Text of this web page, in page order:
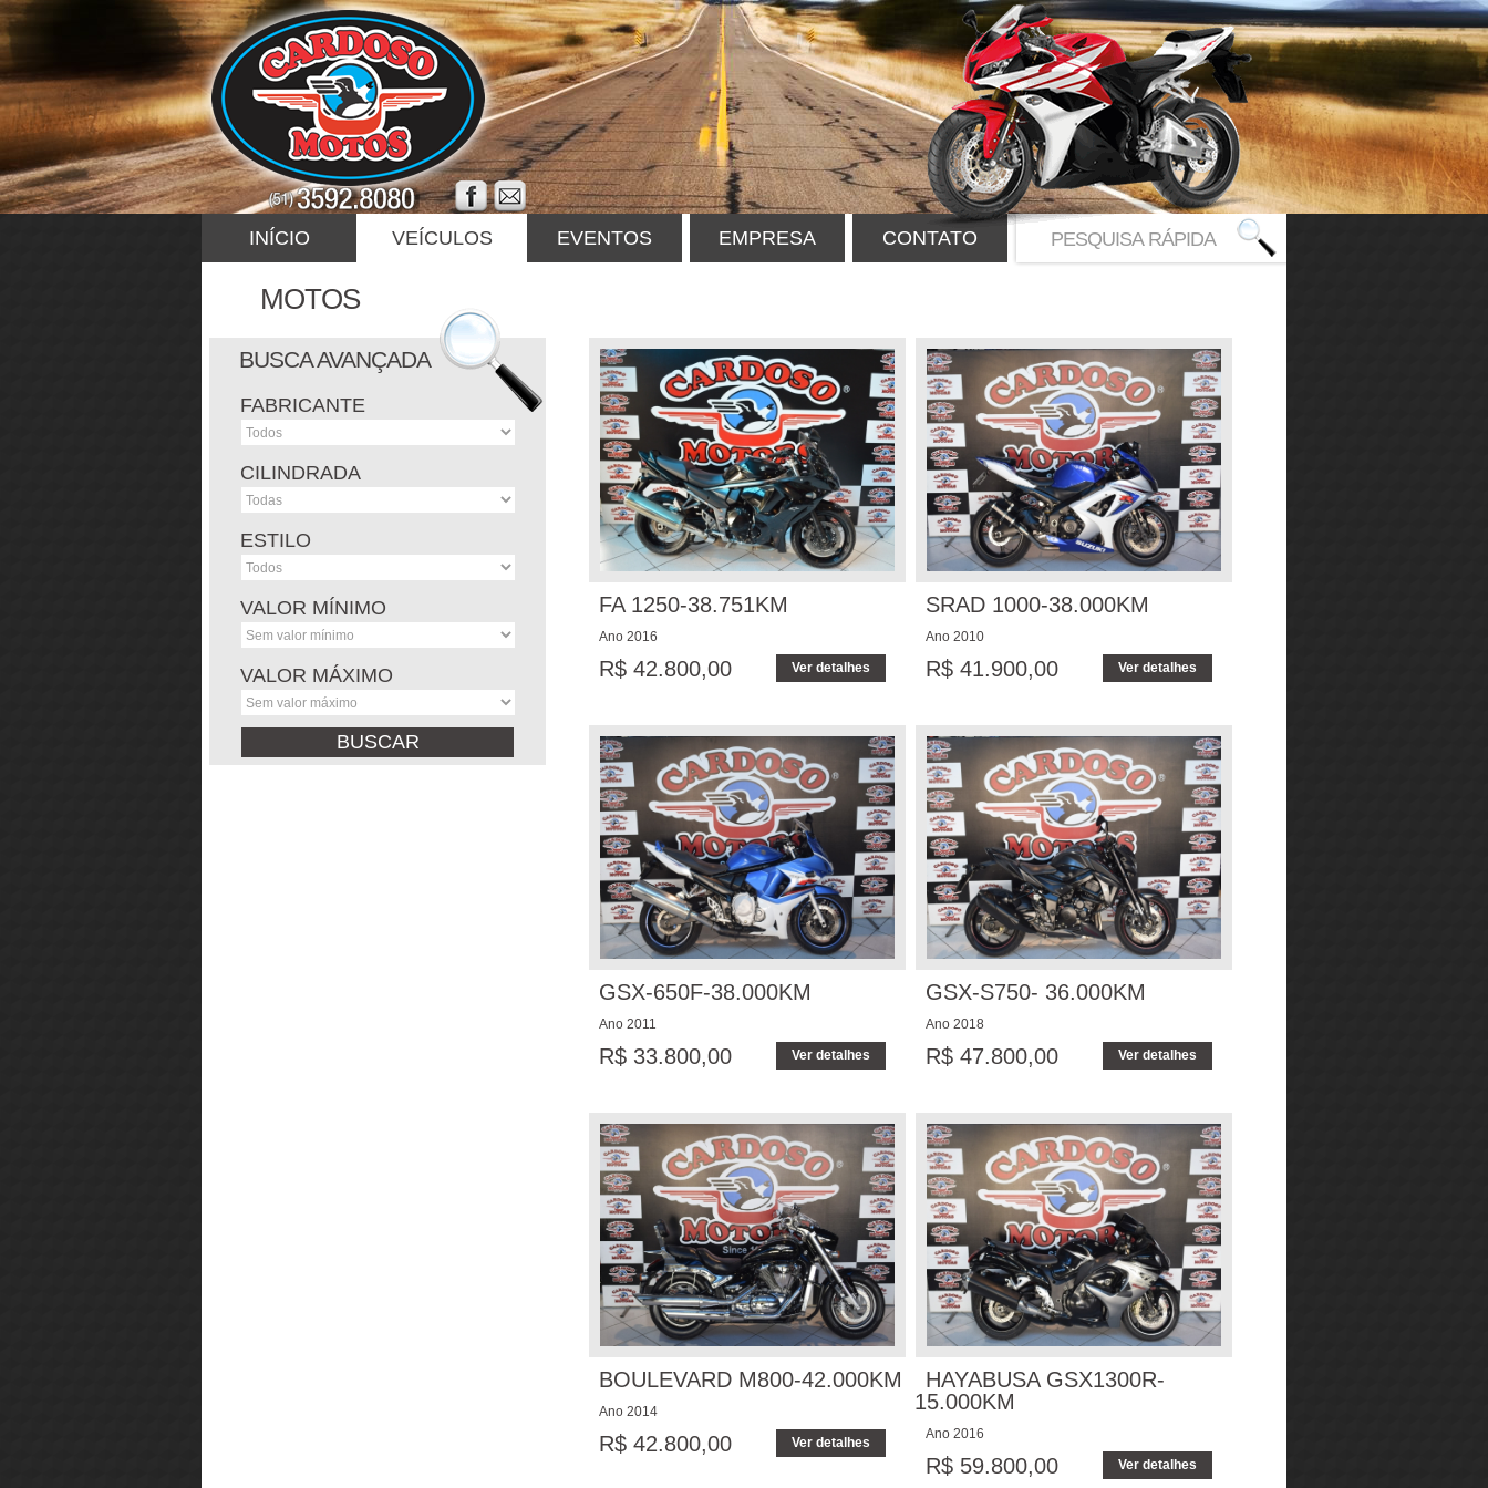
INÍCIO VEÍCULOS EVENTOS EMPRESA CONTATO
MOTOS
BUSCA AVANÇADA
FABRICANTE
CILINDRADA
ESTILO
VALOR MÍNIMO
VALOR MÁXIMO
FA 1250-38.751KM
Ano 2016
R$ 42.800,00 Ver detalhes
SRAD 1000-38.000KM
Ano 2010
R$ 41.900,00 Ver detalhes
GSX-650F-38.000KM
Ano 2011
R$ 33.800,00 Ver detalhes
GSX-S750- 36.000KM
Ano 2018
R$ 47.800,00 Ver detalhes
BOULEVARD M800-42.000KM
Ano 2014
R$ 42.800,00 Ver detalhes
HAYABUSA GSX1300R-
15.000KM
Ano 2016
R$ 59.800,00 Ver detalhes